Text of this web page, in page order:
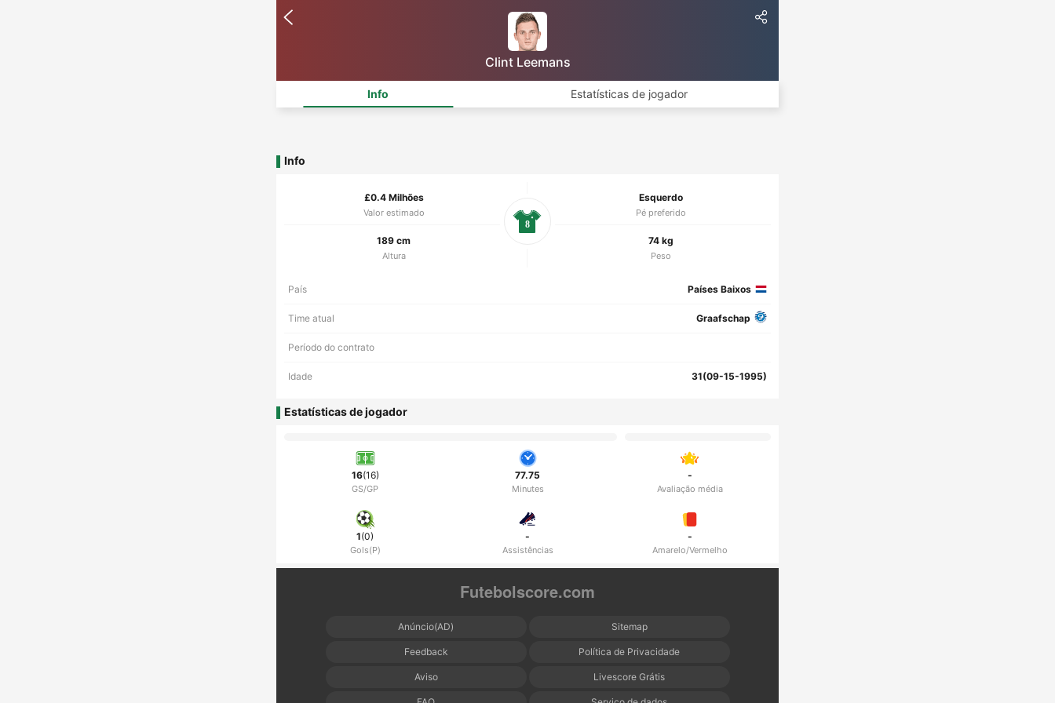
Clint Leemans
Info Estatísticas de jogador
Info
£0.4 Milhões
Valor estimado
Esquerdo
Pé preferido
189 cm
Altura
74 kg
Peso
8
País Países Baixos
Time atual Graafschap
Período do contrato
Idade 31(09-15-1995)
Estatísticas de jogador
16(16)
GS/GP
77.75
Minutes
-
Avaliação média
1(0)
Gols(P)
-
Assistências
-
Amarelo/Vermelho
Futebolscore.com
Anúncio(AD) Sitemap
Feedback Política de Privacidade
Aviso Livescore Grátis